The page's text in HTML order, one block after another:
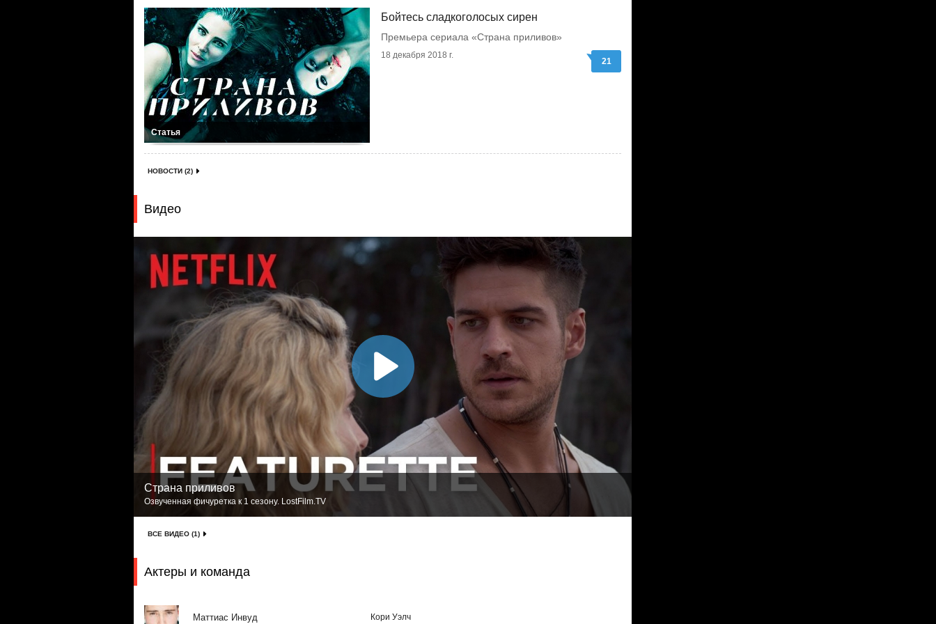
Статья
Бойтесь сладкоголосых сирен
Премьера сериала «Страна приливов»
18 декабря 2018 г.
21
НОВОСТИ (2)
Видео
Страна приливов
Озвученная фичуретка к 1 сезону. LostFilm.TV
ВСЕ ВИДЕО (1)
Актеры и команда
Маттиас Инвуд Кори Уэлч